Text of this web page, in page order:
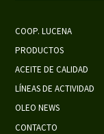
COOP. LUCENA
PRODUCTOS
ACEITE DE CALIDAD
LÍNEAS DE ACTIVIDAD
OLEO NEWS
CONTACTO